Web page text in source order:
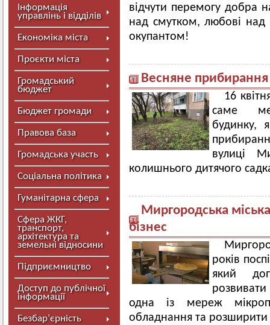
Інформація
управлінь і відділів
Економіка міста
Проєкти міста
Громадський
бюджет
Бюджет громади
Правова база
Громадська участь
Соціальна політика
Гуманітарна сфера
Сфера ЖКГ,
транспорт,
архітектура та
земельні відносини
Підприємництво
Доступ до публічної
інформації
Безбар’єрність
відчути перемогу добра
над смутком, любові над
окупантом!
Весняне прибирання
16
саме
будинку,
вулиці
колишнього дитячого
Миргородська
бізнес
років
який
одна із мереж
обладнання та розширити